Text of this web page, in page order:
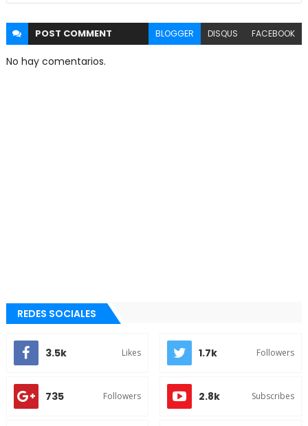
POST COMMENT BLOGGER DISQUS FACEBOOK
No hay comentarios.
REDES SOCIALES
3.5k Likes 1.7k Followers
735 Followers 2.8k Subscribes